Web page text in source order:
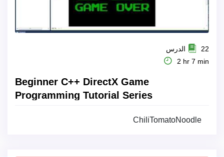
22 الدرس
2 hr 7 min
Beginner C++ DirectX Game
Programming Tutorial Series
ChiliTomatoNoodle